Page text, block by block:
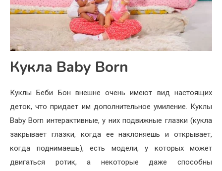
Кукла Baby Born
Куклы Беби Бон внешне очень имеют вид настоящих
деток, что придает им дополнительное умиление. Куклы
Baby Born интерактивные, у них подвижные глазки (кукла
закрывает глазки, когда ее наклоняешь и открывает,
когда поднимаешь), есть модели, у которых может
двигаться ротик, а некоторые даже способны